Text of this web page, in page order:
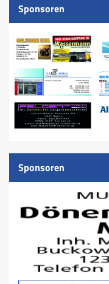
Sponsoren
Sponsoren